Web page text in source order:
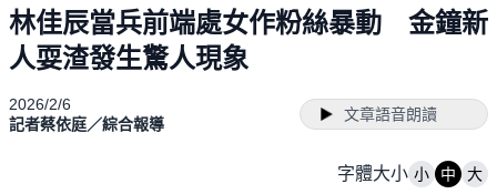
林佳辰當兵前端處女作粉絲暴動 金鐘新
人耍渣發生驚人現象
2026/2/6
記者蔡依庭／綜合報導
文章語音朗讀
字體大小 小 中 大